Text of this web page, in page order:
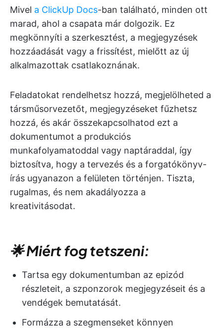
Mivel a ClickUp Docs-ban található, minden ott
marad, ahol a csapata már dolgozik. Ez
megkönnyíti a szerkesztést, a megjegyzések
hozzáadását vagy a frissítést, mielőtt az új
alkalmazottak csatlakoznának.
Feladatokat rendelhetsz hozzá, megjelölheted a
társműsorvezetőt, megjegyzéseket fűzhetsz
hozzá, és akár összekapcsolhatod ezt a
dokumentumot a produkciós
munkafolyamatoddal vagy naptáraddal, így
biztosítva, hogy a tervezés és a forgatókönyv-
írás ugyanazon a felületen történjen. Tiszta,
rugalmas, és nem akadályozza a
kreativitásodat.
🌟 Miért fog tetszeni:
Tartsa egy dokumentumban az epizód
részleteit, a szponzorok megjegyzéseit és a
vendégek bemutatását.
Formázza a szegmenseket könnyen